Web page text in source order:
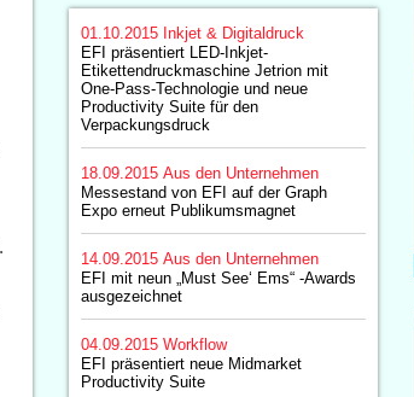
01.10.2015 Inkjet & Digitaldruck
EFI präsentiert LED-Inkjet-
Etikettendruckmaschine Jetrion mit
One-Pass-Technologie und neue
Productivity Suite für den
Verpackungsdruck
18.09.2015 Aus den Unternehmen
Messestand von EFI auf der Graph
Expo erneut Publikumsmagnet
14.09.2015 Aus den Unternehmen
EFI mit neun „Must See‘ Ems“ -Awards
ausgezeichnet
04.09.2015 Workflow
EFI präsentiert neue Midmarket
Productivity Suite